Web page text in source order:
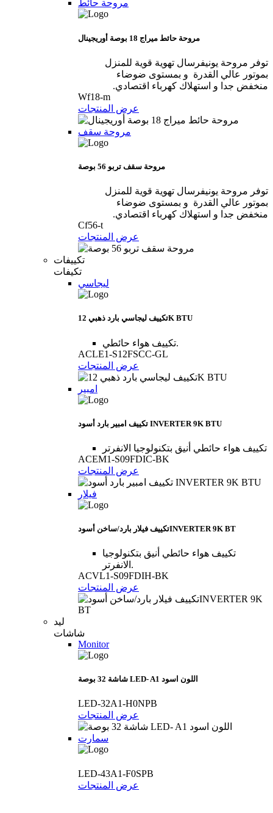
مروحة حائط
مروحة حائط ميراج 18 بوصة أوريجينال
توفر مروحة يونيفرسال تهوية قوية للمنزل
بموتور عالي القدرة و بمستوى ضوضاء
منخفض جدا و استهلاك كهرباء اقتصادي.
Wf18-m
عرض المنتجات
مروحة سقف
مروحة سقف تربو 56 بوصة
توفر مروحة يونيفرسال تهوية قوية للمنزل
بموتور عالي القدرة و بمستوى ضوضاء
منخفض جدا و استهلاك كهرباء اقتصادي.
Cf56-t
عرض المنتجات
تكييفات
تكيفات
ليجاسي
تكييف ليجاسي بارد ذهبي 12K BTU
تكييف هواء حائطي.
ACLE1-S12FSCC-GL
عرض المنتجات
امبير
تكييف امبير بارد أسود INVERTER 9K BTU
تكييف هواء حائطي أنيق بتكنولوجيا الانفرتر
ACEM1-S09FDIC-BK
عرض المنتجات
فيلار
تكييف فيلار بارد/ساخن أسودINVERTER 9K BT
تكييف هواء حائطي أنيق بتكنولوجيا
الانفرتر.
ACVL1-S09FDIH-BK
عرض المنتجات
ليد
شاشات
Monitor
شاشة 32 بوصة LED- A1 اللون اسود
LED-32A1-H0NPB
عرض المنتجات
سمارت
LED-43A1-F0SPB
عرض المنتجات